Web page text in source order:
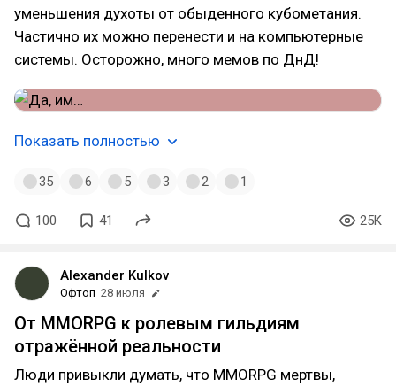
уменьшения духоты от обыденного кубометания.
Частично их можно перенести и на компьютерные
системы. Осторожно, много мемов по ДнД!
Показать полностью
35 6 5 3 2 1
100 41 25K
Alexander Kulkov
Офтоп 28 июля
От MMORPG к ролевым гильдиям
отражённой реальности
Люди привыкли думать, что MMORPG мертвы,